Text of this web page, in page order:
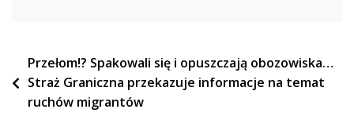
Nawigacja
wpisu
Przełom!? Spakowali się i opuszczają obozowiska…
Straż Graniczna przekazuje informacje na temat
ruchów migrantów